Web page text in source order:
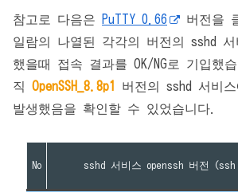
참고로 다음은 PuTTY 0.66
버전을
일람의 나열된 각각의 버전의 sshd 서
했을때 접속 결과를 OK/NG로 기입했
직 OpenSSH_8.8p1
버전의 sshd 서비
발생했음을 확인할 수 있었습니다.
No sshd 서비스 openssh 버전 (ssh